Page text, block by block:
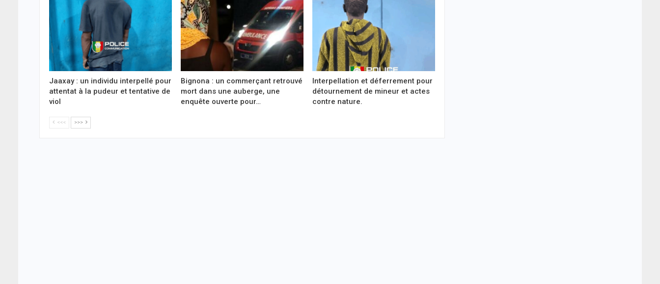
Jaaxay : un individu interpellé pour
attentat à la pudeur et tentative de
viol
Bignona : un commerçant retrouvé
mort dans une auberge, une
enquête ouverte pour…
Interpellation et déferrement pour
détournement de mineur et actes
contre nature.
<<< >>>